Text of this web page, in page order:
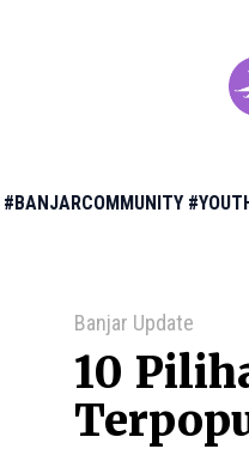
#BANJARCOMMUNITY
Banjar Update
10